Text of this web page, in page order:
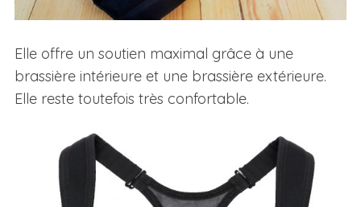
Elle offre un soutien maximal grâce à une
brassière intérieure et une brassière extérieure.
Elle reste toutefois très confortable.